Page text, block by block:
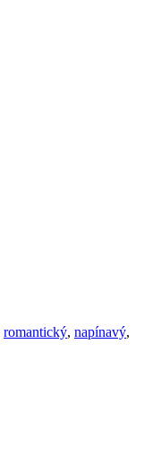
romantický, napínavý,